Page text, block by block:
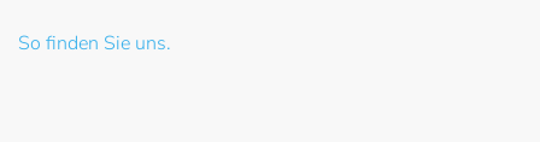
So finden Sie uns.